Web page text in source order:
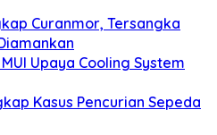
Curanmor, Tersangka
Upaya Cooling System
Kasus Pencurian Sepeda